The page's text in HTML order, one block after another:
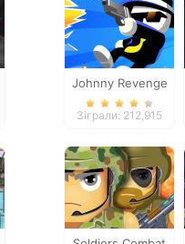
Johnny Revenge
Зіграли: 212,915